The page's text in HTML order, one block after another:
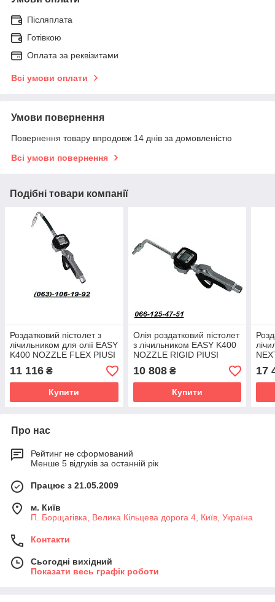
Післяплата
Готівкою
Оплата за реквізитами
Всі умови оплати
Умови повернення
Повернення товару впродовж 14 днів за домовленістю
Всі умови повернення
Подібні товари компанії
Роздатковий пістолет з
лічильником для олії EASY
K400 NOZZLE FLEX PIUSI
(F00984010)
11 116 ₴
Купити
Олія роздатковий пістолет
з лічильником EASY K400
NOZZLE RIGID PIUSI
(F00984000)
10 808₴
Купити
17
Про нас
Рейтинг не сформований
Менше 5 відгуків за останній рік
Працює з 21.05.2009
м. Київ
П. Борщагівка, Велика Кільцева дорога 4, Київ, Україна
Контакти
Сьогодні вихідний
Показати весь графік роботи